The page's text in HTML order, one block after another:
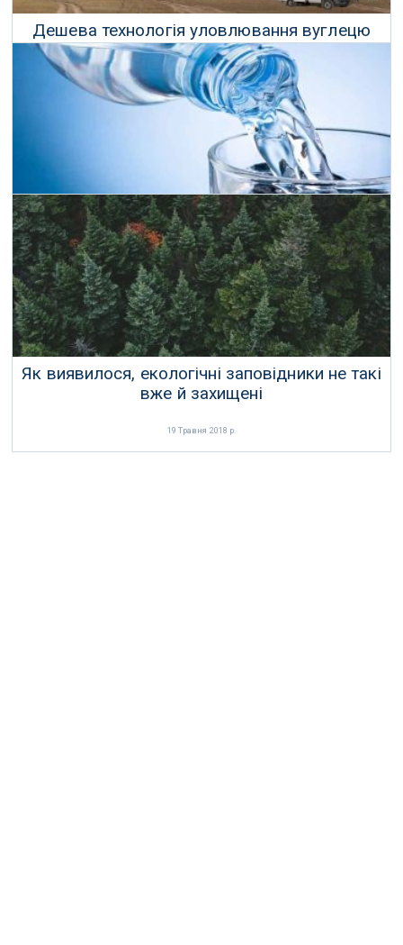
Дешева технологія уловлювання вуглецю
може допомогти нам зі зміною клімату
11 Червня 2018 р.
Експерти розповіли про якість води в Україні
09 Червня 2018 р.
Як виявилося, екологічні заповідники не такі
вже й захищені
19 Травня 2018 р.